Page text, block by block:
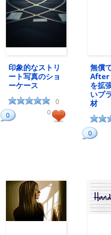
印象的なストリ
ート写真のショ
ーケース
0
0 0
無償
After
を拡
いプ
材
0